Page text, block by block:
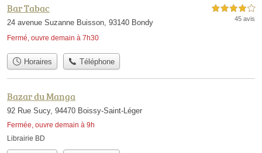
Bar Tabac
24 avenue Suzanne Buisson, 93140 Bondy
Fermé, ouvre demain à 7h30
4,0 étoiles sur 5
45 avis
Horaires Téléphone
Bazar du Manga
92 Rue Sucy, 94470 Boissy-Saint-Léger
Fermée, ouvre demain à 9h
Librairie BD